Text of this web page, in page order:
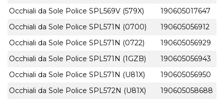
Occhiali da Sole Police SPL569V (579X)
190605017647
Occhiali da Sole Police SPL571N (0700)
190605056912
Occhiali da Sole Police SPL571N (0722)
190605056929
Occhiali da Sole Police SPL571N (1GZB)
190605056943
Occhiali da Sole Police SPL571N (U81X)
190605056950
Occhiali da Sole Police SPL572N (U81X)
190605058688